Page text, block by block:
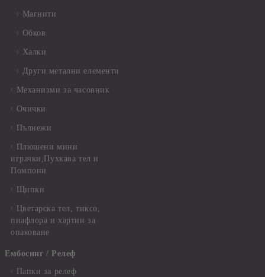
Магнити
Обков
Халки
Други метални елементи
Механизми за часовник
Очички
Пълнежи
Плюшени мини
играчки,Пухкава тел и
Помпони
Щипки
Цветарска тел, тиксо,
пиафлора и хартии за
опаковане
Ембосинг / Релеф
Папки за релеф